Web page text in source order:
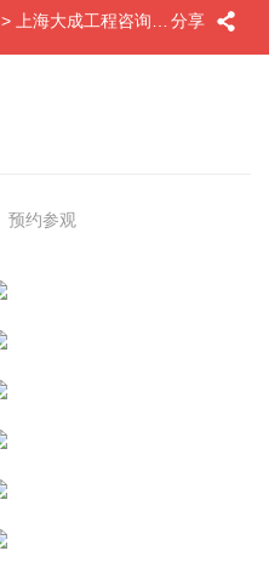
分享
> 上海大成工程咨询有限公司
预约参观